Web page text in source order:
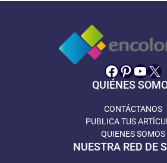
Facebook
Pinterest
X
QUIÉNES
CONTÁCTANOS
PUBLICA TUS
QUIENES SOMOS
NUESTRA RED DE